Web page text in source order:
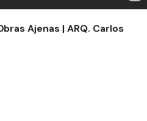
Ajenas | ARQ. Carlos